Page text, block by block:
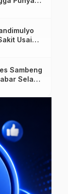
Usai
Sambeng
Selama